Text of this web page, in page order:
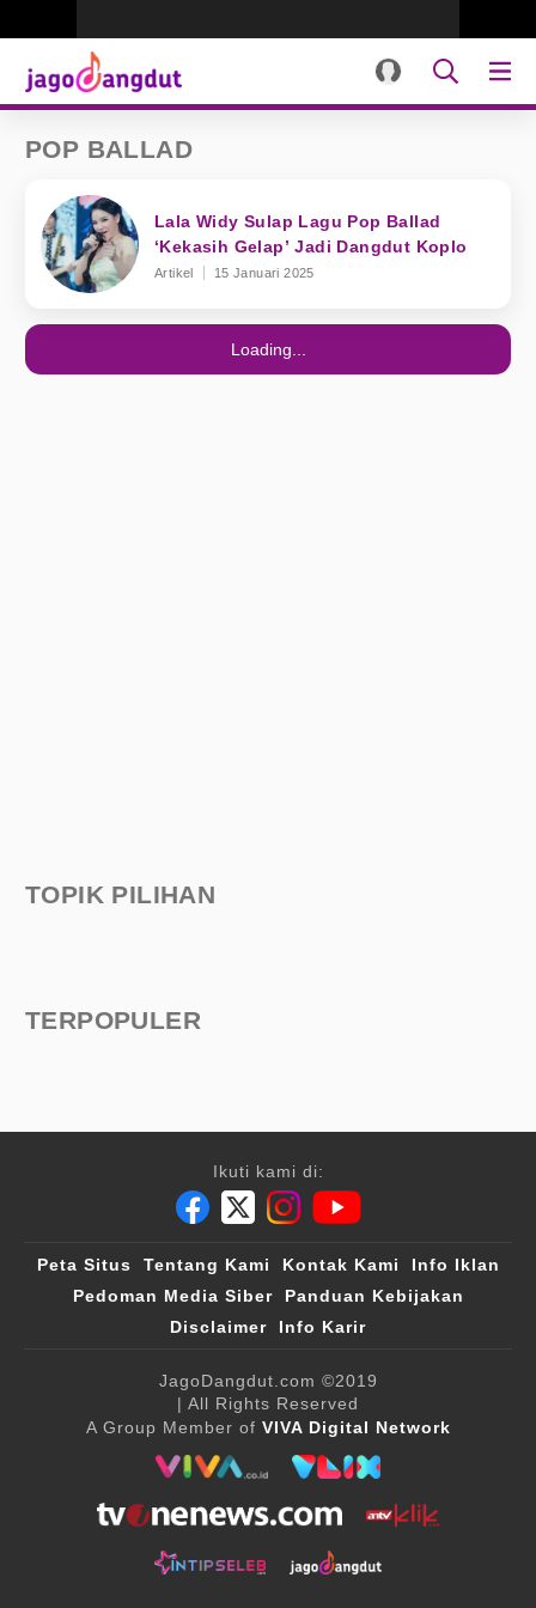
POP BALLAD
Lala Widy Sulap Lagu Pop Ballad
‘Kekasih Gelap’ Jadi Dangdut Koplo
Artikel 15 Januari 2025
Loading...
TOPIK PILIHAN
TERPOPULER
Ikuti kami di:
Peta Situs Tentang Kami Kontak Kami
Info Iklan
Pedoman Media Siber
Panduan Kebijakan
Disclaimer
Info Karir
JagoDangdut.com ©2019
| All Rights Reserved
A Group Member of VIVA Digital Network